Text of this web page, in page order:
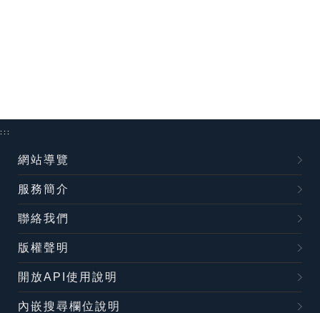
:::
網站導覽
服務簡介
聯絡我們
版權聲明
開放API使用說明
內嵌搜尋欄位說明